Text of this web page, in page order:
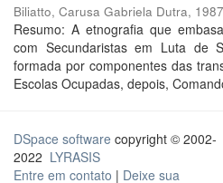
Biliatto, Carusa Gabriela Dutra,
Resumo: A etnografia que
com Secundaristas em Luta de
formada por componentes das
Escolas Ocupadas, depois,
DSpace software copyright © 2002-
2022 LYRASIS
Entre em contato | Deixe sua